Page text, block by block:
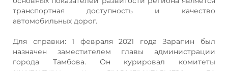
транспортная доступность и качество
автомобильных дорог.
Для справки: 1 февраля 2021 года Зарапин был
назначен заместителем главы администрации
города Тамбова. Он курировал комитеты